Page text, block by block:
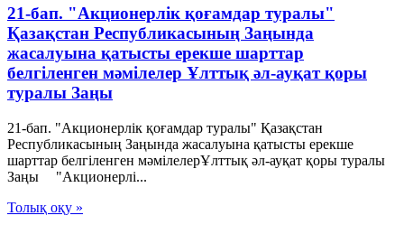
21-бап. "Акционерлік қоғамдар туралы"
Қазақстан Республикасының Заңында
жасалуына қатысты ерекше шарттар
белгіленген мәмілелер Ұлттық әл-ауқат қоры
туралы Заңы
21-бап. "Акционерлік қоғамдар туралы" Қазақстан
Республикасының Заңында жасалуына қатысты ерекше
шарттар белгіленген мәмілелерҰлттық әл-ауқат қоры туралы
Заңы "Акционерлі...
Толық оқу »